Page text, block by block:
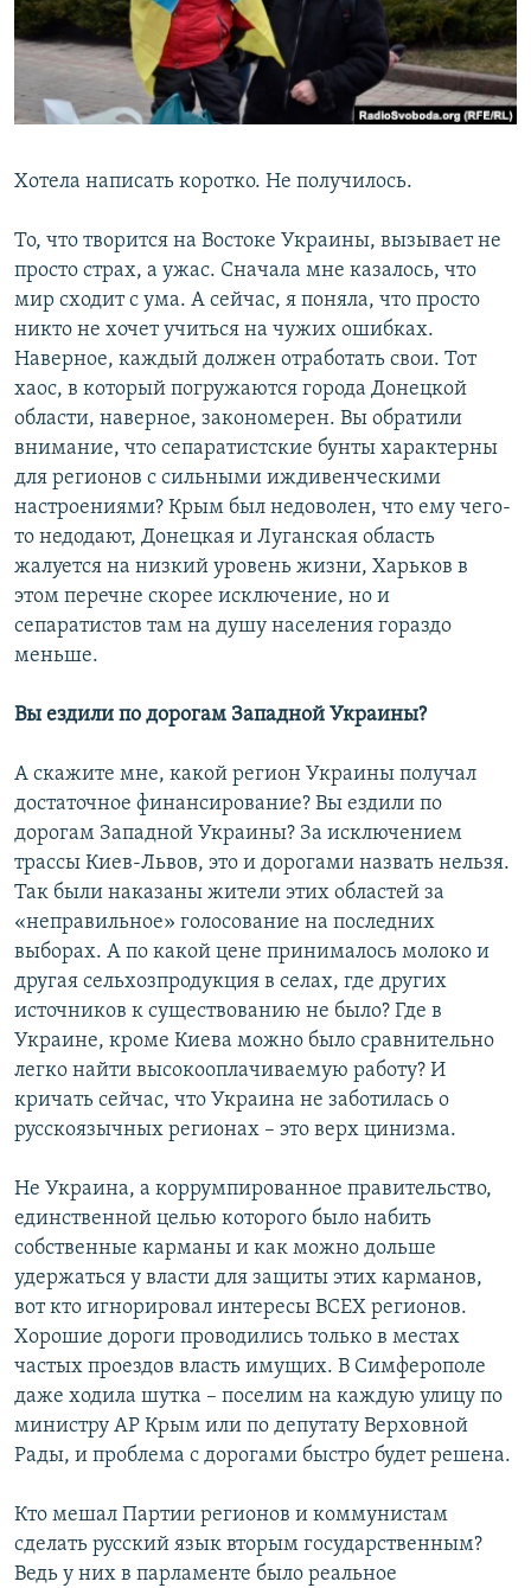
ПОБЕДИТЕЛЕЙ НЕ СУДЯТ?
КРЫМ.НЕПОКОРЕННЫЙ
ELIFBE
ПРИСОЕДИНЯЙТЕСЬ!
Все сайты RFE/RL
Хотела написать коротко. Не получилось.
То, что творится на Востоке Украины, вызывает не
просто страх, а ужас. Сначала мне казалось, что
мир сходит с ума. А сейчас, я поняла, что просто
никто не хочет учиться на чужих ошибках.
Наверное, каждый должен отработать свои. Тот
хаос, в который погружаются города Донецкой
области, наверное, закономерен. Вы обратили
внимание, что сепаратистские бунты характерны
для регионов с сильными иждивенческими
настроениями? Крым был недоволен, что ему чего-
то недодают, Донецкая и Луганская область
жалуется на низкий уровень жизни, Харьков в
этом перечне скорее исключение, но и
сепаратистов там на душу населения гораздо
меньше.
Вы ездили по дорогам Западной Украины?
А скажите мне, какой регион Украины получал
достаточное финансирование? Вы ездили по
дорогам Западной Украины? За исключением
трассы Киев-Львов, это и дорогами назвать нельзя.
Так были наказаны жители этих областей за
«неправильное» голосование на последних
выборах. А по какой цене принималось молоко и
другая сельхозпродукция в селах, где других
источников к существованию не было? Где в
Украине, кроме Киева можно было сравнительно
легко найти высокооплачиваемую работу? И
кричать сейчас, что Украина не заботилась о
русскоязычных регионах – это верх цинизма.
Не Украина, а коррумпированное правительство,
единственной целью которого было набить
собственные карманы и как можно дольше
удержаться у власти для защиты этих карманов,
вот кто игнорировал интересы ВСЕХ регионов.
Хорошие дороги проводились только в местах
частых проездов власть имущих. В Симферополе
даже ходила шутка – поселим на каждую улицу по
министру АР Крым или по депутату Верховной
Рады, и проблема с дорогами быстро будет решена.
Кто мешал Партии регионов и коммунистам
сделать русский язык вторым государственным?
Ведь у них в парламенте было реальное